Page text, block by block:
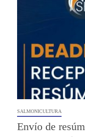
SALMONICULTURA
Envío de